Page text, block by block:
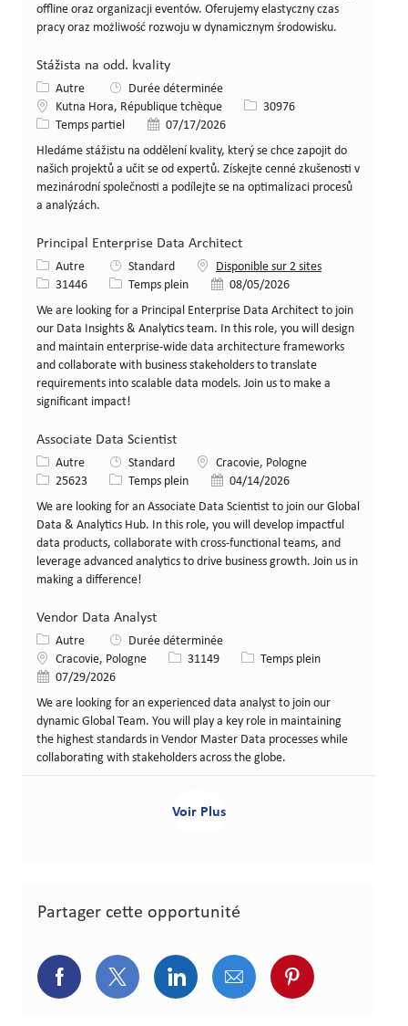
offline oraz organizacji eventów. Oferujemy elastyczny czas
pracy oraz możliwość rozwoju w dynamicznym środowisku.
Stážista na odd. kvality
Catégorie
Autre
Durée déterminée
Lieu Kutna Hora, République tchèque Identifiant de poste
30976
Type de poste
Temps partiel Date de publication
07/17/2026
Hledáme stážistu na oddělení kvality, který se chce zapojit do
našich projektů a učit se od expertů. Získejte cenné zkušenosti v
mezinárodní společnosti a podílejte se na optimalizaci procesů
a analýzách.
Principal Enterprise Data Architect
Catégorie
Autre Standard
Disponible sur 2 sites
Identifiant de poste
31446 Type de poste
Temps plein Date de publication
08/05/2026
We are looking for a Principal Enterprise Data Architect to join
our Data Insights & Analytics team. In this role, you will design
and maintain enterprise-wide data architecture frameworks
and collaborate with business stakeholders to translate
requirements into scalable data models. Join us to make a
significant impact!
Associate Data Scientist
Catégorie
Autre Standard LieuCracovie, Pologne
Identifiant de poste
25623 Type de poste
Temps plein Date de publication
04/14/2026
We are looking for an Associate Data Scientist to join our Global
Data & Analytics Hub. In this role, you will develop impactful
data products, collaborate with cross-functional teams, and
leverage advanced analytics to drive business growth. Join us in
making a difference!
Vendor Data Analyst
Catégorie
Autre
Durée déterminée
LieuCracovie, Pologne Identifiant de poste
31149 Type de poste
Temps plein
Date de publication
07/29/2026
We are looking for an experienced data analyst to join our
dynamic Global Team. You will play a key role in maintaining
the highest standards in Vendor Master Data processes while
collaborating with stakeholders across the globe.
Voir Plus
Partager cette opportunité
Partager via Facebook
Partager via Twitter
Partager via LinkedIn
Partager via courriel
Partager via